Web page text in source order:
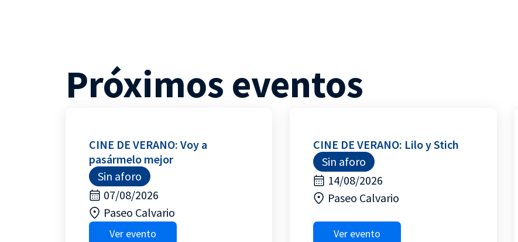
Próximos eventos
CINE DE VERANO: Voy a
pasármelo mejor
Sin aforo
07/08/2026
Paseo Calvario
Ver evento
CINE DE VERANO: Lilo y Stich
Sin aforo
14/08/2026
Paseo Calvario
Ver evento